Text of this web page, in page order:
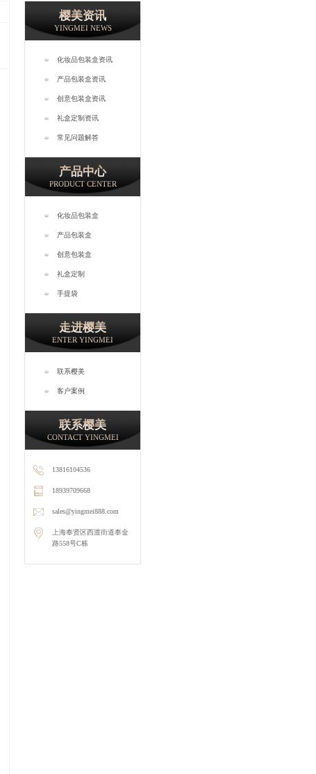
樱美资讯
YINGMEI NEWS
化妆品包装盒资讯
产品包装盒资讯
创意包装盒资讯
礼盒定制资讯
常见问题解答
产品中心
PRODUCT CENTER
化妆品包装盒
产品包装盒
创意包装盒
礼盒定制
手提袋
走进樱美
ENTER YINGMEI
联系樱美
客户案例
联系樱美
CONTACT YINGMEI
13816104536
18939709668
sales@yingmei888.com
上海奉贤区西渡街道奉金
路558号C栋